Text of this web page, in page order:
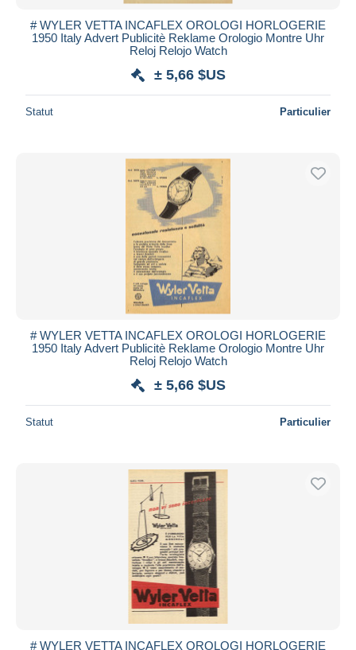
# WYLER VETTA INCAFLEX OROLOGI HORLOGERIE
1950 Italy Advert Publicitè Reklame Orologio Montre Uhr
Reloj Relojo Watch
± 5,66 $US
Statut Particulier
# WYLER VETTA INCAFLEX OROLOGI HORLOGERIE
1950 Italy Advert Publicitè Reklame Orologio Montre Uhr
Reloj Relojo Watch
± 5,66 $US
Statut Particulier
# WYLER VETTA INCAFLEX OROLOGI HORLOGERIE